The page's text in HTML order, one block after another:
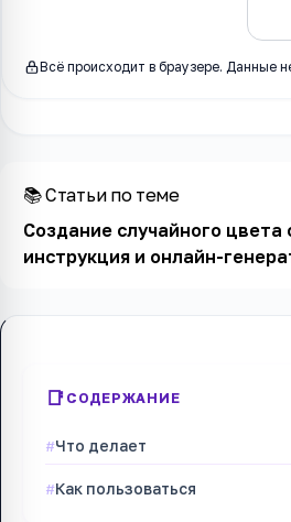
Всё происходит в браузере. Данные
📚 Статьи по теме
Создание случайного
инструкция и онлайн-
СОДЕРЖАНИЕ
Что делает
Как пользоваться